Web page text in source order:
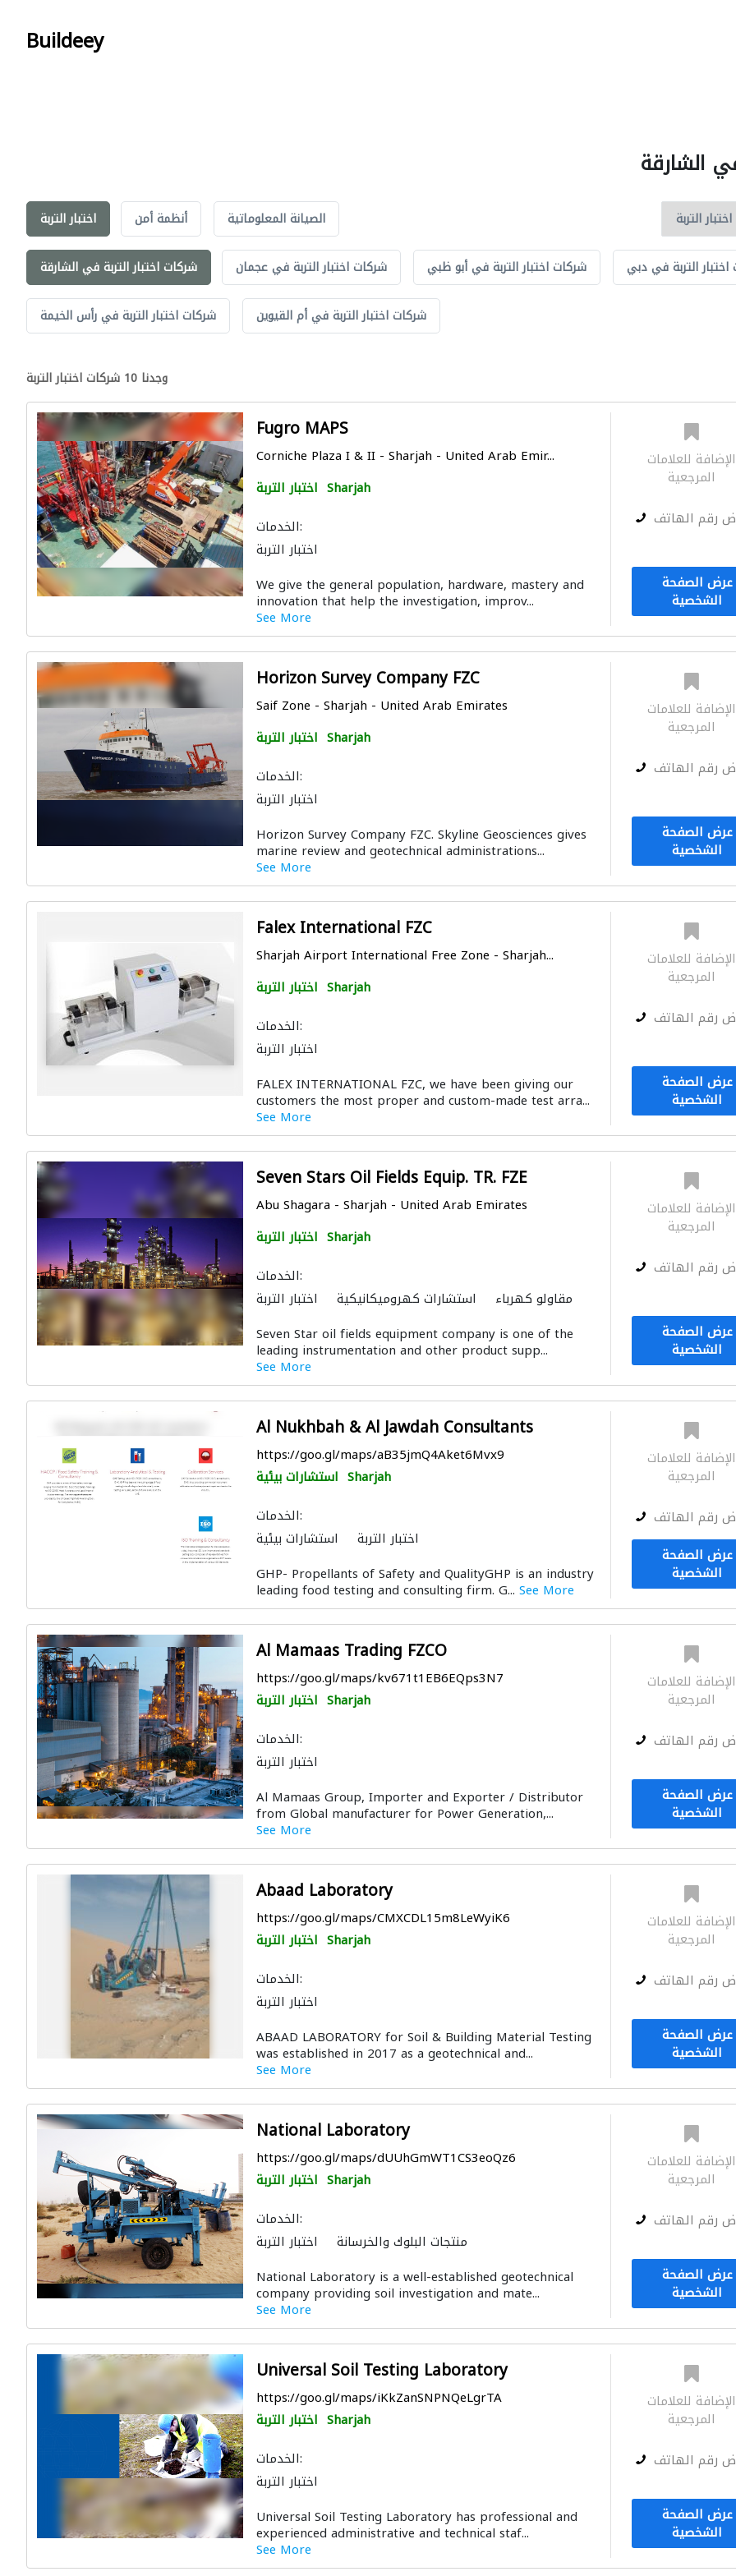
Buildeey
الشارقة
اختبار التربة أنظمة أمن الصيانة المعلوماتية
شركات اختبار التربة في الشارقة شركات اختبار التربة في عجمان شركات اختبار التربة في أبو ظبي التربة في دبي
شركات اختبار التربة في رأس الخيمة شركات اختبار التربة في أم القيوين
وجدنا 10 شركات اختبار التربة
Fugro MAPS
Corniche Plaza I & II - Sharjah - United Arab Emir...
اختبار التربة Sharjah
الخدمات:
اختبار التربة
We give the general population, hardware, mastery and
innovation that help the investigation, improv...
See More
الإضافة للعلامات
المرجعية
رقم الهاتف
عرض الصفحة
الشخصية
Horizon Survey Company FZC
Saif Zone - Sharjah - United Arab Emirates
اختبار التربة Sharjah
الخدمات:
اختبار التربة
Horizon Survey Company FZC. Skyline Geosciences gives
marine review and geotechnical administrations...
See More
الإضافة للعلامات
المرجعية
رقم الهاتف
عرض الصفحة
الشخصية
Falex International FZC
Sharjah Airport International Free Zone - Sharjah...
اختبار التربة Sharjah
الخدمات:
اختبار التربة
FALEX INTERNATIONAL FZC, we have been giving our
customers the most proper and custom-made test arra...
See More
الإضافة للعلامات
المرجعية
رقم الهاتف
عرض الصفحة
الشخصية
Seven Stars Oil Fields Equip. TR. FZE
Abu Shagara - Sharjah - United Arab Emirates
اختبار التربة Sharjah
الخدمات:
اختبار التربة
استشارات كهروميكانيكية
مقاولو كهرباء
Seven Star oil fields equipment company is one of the
leading instrumentation and other product supp...
See More
الإضافة للعلامات
المرجعية
رقم الهاتف
عرض الصفحة
الشخصية
Al Nukhbah & Al Jawdah Consultants
https://goo.gl/maps/aB35jmQ4Aket6Mvx9
استشارات بيئية Sharjah
الخدمات:
استشارات بيئية
اختبار التربة
GHP- Propellants of Safety and QualityGHP is an industry
leading food testing and consulting firm. G... See More
الإضافة للعلامات
المرجعية
رقم الهاتف
عرض الصفحة
الشخصية
Al Mamaas Trading FZCO
https://goo.gl/maps/kv671t1EB6EQps3N7
اختبار التربة Sharjah
الخدمات:
اختبار التربة
Al Mamaas Group, Importer and Exporter / Distributor
from Global manufacturer for Power Generation,...
See More
الإضافة للعلامات
المرجعية
رقم الهاتف
عرض الصفحة
الشخصية
Abaad Laboratory
https://goo.gl/maps/CMXCDL15m8LeWyiK6
اختبار التربة Sharjah
الخدمات:
اختبار التربة
ABAAD LABORATORY for Soil & Building Material Testing
was established in 2017 as a geotechnical and...
See More
الإضافة للعلامات
المرجعية
رقم الهاتف
عرض الصفحة
الشخصية
National Laboratory
https://goo.gl/maps/dUUhGmWT1CS3eoQz6
اختبار التربة Sharjah
الخدمات:
اختبار التربة
منتجات البلوك والخرسانة
National Laboratory is a well-established geotechnical
company providing soil investigation and mate...
See More
الإضافة للعلامات
المرجعية
رقم الهاتف
عرض الصفحة
الشخصية
Universal Soil Testing Laboratory
https://goo.gl/maps/iKkZanSNPNQeLgrTA
اختبار التربة Sharjah
الخدمات:
اختبار التربة
Universal Soil Testing Laboratory has professional and
experienced administrative and technical staf...
See More
الإضافة للعلامات
المرجعية
رقم الهاتف
عرض الصفحة
الشخصية